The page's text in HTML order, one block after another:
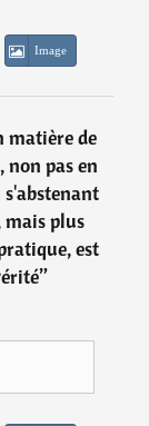
Image
matière de
non pas en
mais plus
est
”